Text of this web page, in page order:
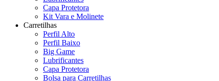
Capa Protetora
Kit Vara e Molinete
Carretilhas
Perfil Alto
Perfil Baixo
Big Game
Lubrificantes
Capa Protetora
Bolsa para Carretilhas